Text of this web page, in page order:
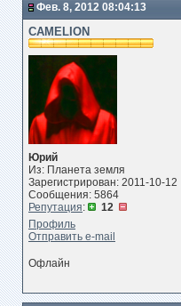
Фев. 8, 2012 08:04:13
CAMELION
Юрий
Из: Планета земля
Зарегистрирован: 2011-10-12
Сообщения: 5864
Репутация:
12
Профиль
Отправить e-mail
Офлайн